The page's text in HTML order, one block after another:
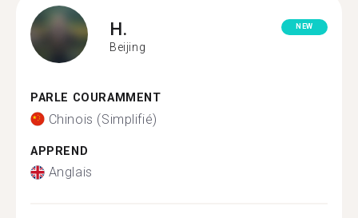
H.
Beijing
NEW
PARLE COURAMMENT
Chinois (Simplifié)
APPREND
Anglais